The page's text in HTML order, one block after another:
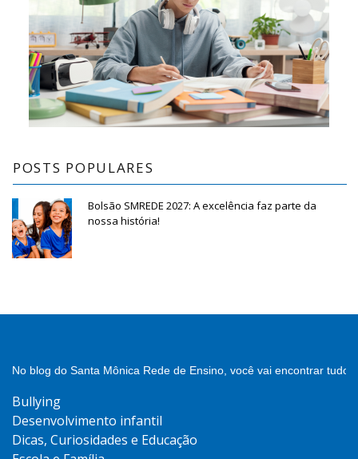
POSTS POPULARES
Bolsão SMREDE 2027: A excelência faz parte da
nossa história!
No blog do Santa Mônica Rede de Ensino, você vai encontrar
Bullying
Desenvolvimento infantil
Dicas, Curiosidades e Educação